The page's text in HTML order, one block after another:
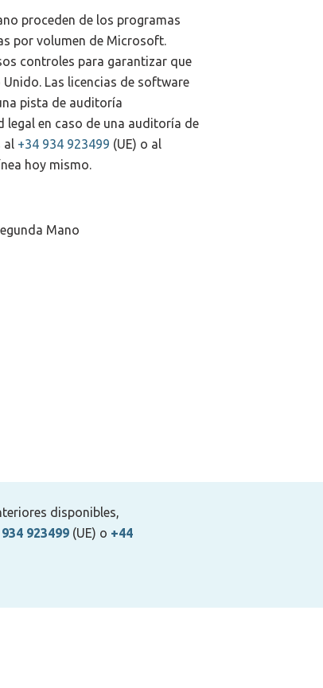
proceden de los programas
por volumen de Microsoft.
controles para garantizar que
Unido. Las licencias de software
pista de auditoría
en caso de una auditoría de
al +34 934 923499 (UE) o al
hoy mismo.
Mano
disponibles,
923499(UE) o +44